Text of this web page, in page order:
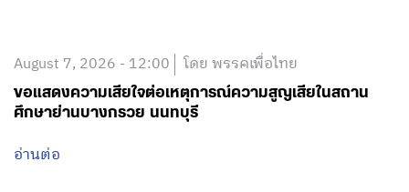
August 7, 2026 - 12:00 โดย พรรคเพื่อไทย
ขอแสดงความเสียใจต่อเหตุการณ์ความสูญเสียในสถาน
ศึกษาย่านบางกรวย นนทบุรี
อ่านต่อ